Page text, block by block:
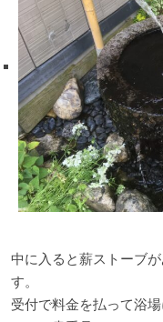
中に入ると薪ストーブ
す。
受付で料金を払って浴